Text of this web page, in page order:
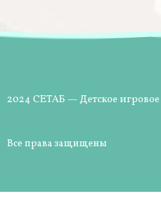
2024 СЕТАБ — Детское
Все права защищены